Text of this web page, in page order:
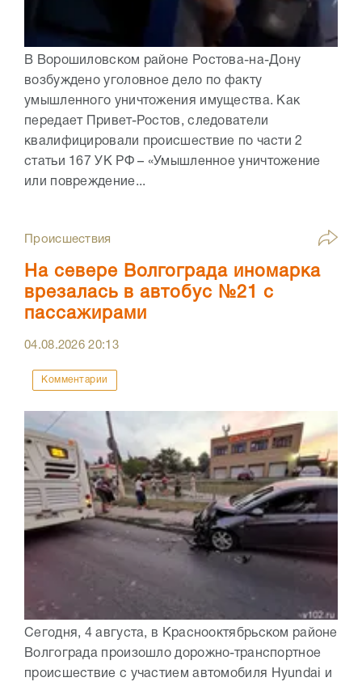
В Ворошиловском районе Ростова-на-Дону
возбуждено уголовное дело по факту
умышленного уничтожения имущества. Как
передает Привет-Ростов, следователи
квалифицировали происшествие по части 2
статьи 167 УК РФ – «Умышленное уничтожение
или повреждение...
Происшествия
На севере Волгограда иномарка
врезалась в автобус №21 с
пассажирами
04.08.202620:13
Комментарии
Сегодня, 4 августа, в Краснооктябрьском районе
Волгограда произошло дорожно-транспортное
происшествие с участием автомобиля Hyundai и